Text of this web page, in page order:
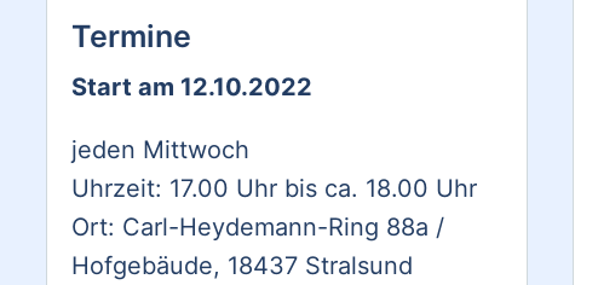
Termine
Start am 12.10.2022
jeden Mittwoch
Uhrzeit: 17.00 Uhr bis ca. 18.00 Uhr
Ort: Carl-Heydemann-Ring 88a /
Hofgebäude, 18437 Stralsund